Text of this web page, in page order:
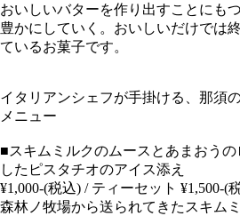
おいしいバターを作り出すことにも
豊かにしていく。おいしいだけでは
ているお菓子です。
イタリアンシェフが手掛ける、那須
メニュー
■スキムミルクのムースとあまおう
したピスタチオのアイス添え
¥1,000-(税込) / ティーセット ¥1,500-(
森林ノ牧場から送られてきたスキム